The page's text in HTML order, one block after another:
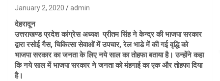
January 2, 2020 admin
देहरादून
उत्तराखण्ड प्रदेश कांग्रेस अध्यक्ष प्रीतम सिंह ने केन्द्र की भाजपा सरकार
द्वारा रसोई गैस, चिकित्सा सेवाओं में उपचार, रेल भाडे में की गई वृद्धि को
भाजपा सरकार का जनता के लिए नये साल का तोहफा बताया है। उन्होंने कहा
कि नये साल में भाजपा सरकार ने जनता को मंहगाई का एक और तोहफा दिया
है।